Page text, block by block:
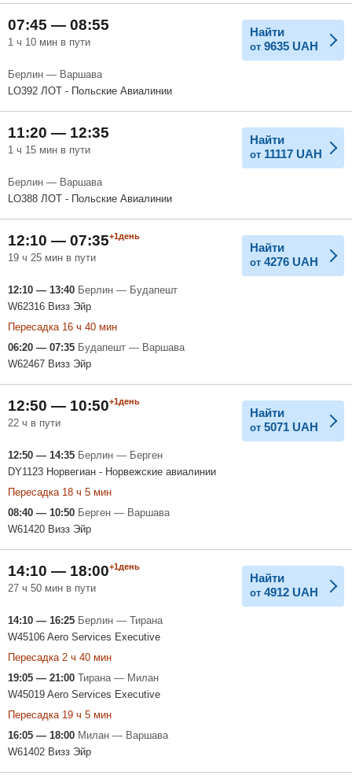
07:45 — 08:55
1 ч 10 мин в пути
Найти
от 9635 UAH
Берлин — Варшава
LO392 ЛОТ - Польские Авиалинии
11:20 — 12:35
1 ч 15 мин в пути
Найти
от 11117 UAH
Берлин — Варшава
LO388 ЛОТ - Польские Авиалинии
12:10 — 07:35+1день
19 ч 25 мин в пути
Найти
от 4276 UAH
12:10 — 13:40 Берлин — Будапешт
W62316 Визз Эйр
Пересадка 16 ч 40 мин
06:20 — 07:35 Будапешт — Варшава
W62467 Визз Эйр
12:50 — 10:50+1день
22 ч в пути
Найти
от 5071 UAH
12:50 — 14:35 Берлин — Берген
DY1123 Норвегиан - Норвежские авиалинии
Пересадка 18 ч 5 мин
08:40 — 10:50 Берген — Варшава
W61420 Визз Эйр
14:10 — 18:00+1день
27 ч 50 мин в пути
Найти
от 4912 UAH
14:10 — 16:25 Берлин — Тирана
W45106 Aero Services Executive
Пересадка 2 ч 40 мин
19:05 — 21:00 Тирана — Милан
W45019 Aero Services Executive
Пересадка 19 ч 5 мин
16:05 — 18:00 Милан — Варшава
W61402 Визз Эйр